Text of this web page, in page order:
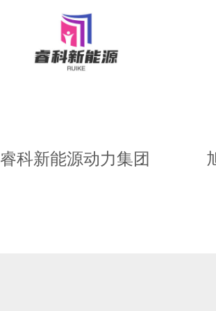
睿科新能源动力集团